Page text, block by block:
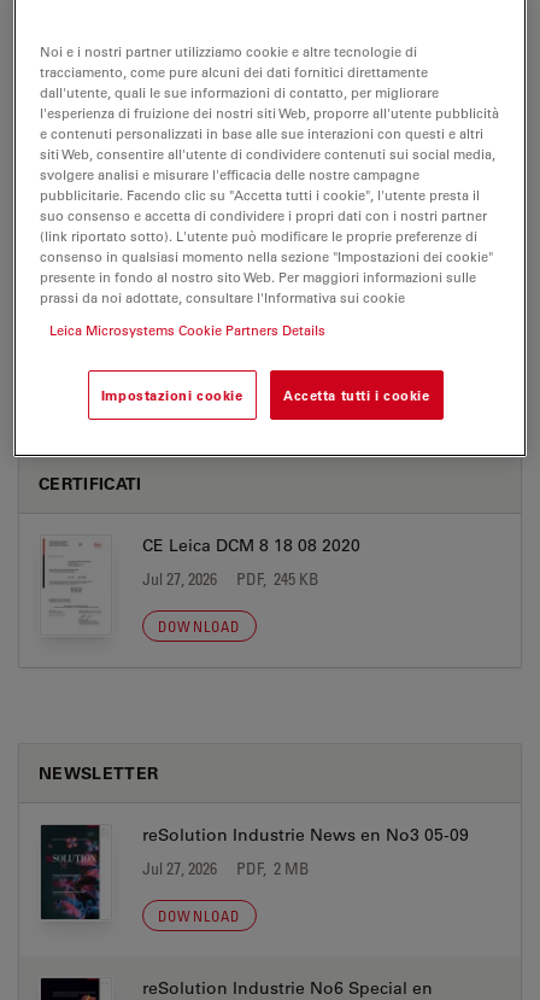
DCM8
BROCHURE OR FLYER
DCM8Brochure JP web
Jul 27, 2026 PDF, 5 MB
DOWNLOAD
CERTIFICATI
CE Leica DCM 8 18 08 2020
Jul 27, 2026 PDF, 245 KB
DOWNLOAD
NEWSLETTER
reSolution Industrie News en No3 05-09
Jul 27, 2026 PDF, 2 MB
DOWNLOAD
reSolution Industrie No6 Special en
Noi e i nostri partner utilizziamo cookie e altre tecnologie di
tracciamento, come pure alcuni dei dati fornitici direttamente
dall'utente, quali le sue informazioni di contatto, per migliorare
l'esperienza di fruizione dei nostri siti Web, proporre all'utente pubblicità
e contenuti personalizzati in base alle sue interazioni con questi e altri
siti Web, consentire all'utente di condividere contenuti sui social media,
svolgere analisi e misurare l'efficacia delle nostre campagne
pubblicitarie. Facendo clic su "Accetta tutti i cookie", l'utente presta il
suo consenso e accetta di condividere i propri dati con i nostri partner
(link riportato sotto). L'utente può modificare le proprie preferenze di
consenso in qualsiasi momento nella sezione "Impostazioni dei cookie"
presente in fondo al nostro sito Web. Per maggiori informazioni sulle
prassi da noi adottate, consultare l'Informativa sui cookie
Leica Microsystems Cookie Partners Details
Impostazioni cookie Accetta tutti i cookie